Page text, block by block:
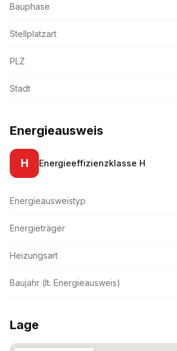
Bauphase
Stellplatzart
PLZ
Stadt
Energieausweis
H Energieeffizienzklasse H
Energieausweistyp
Energieträger
Heizungsart
Baujahr (lt. Energieausweis)
Lage